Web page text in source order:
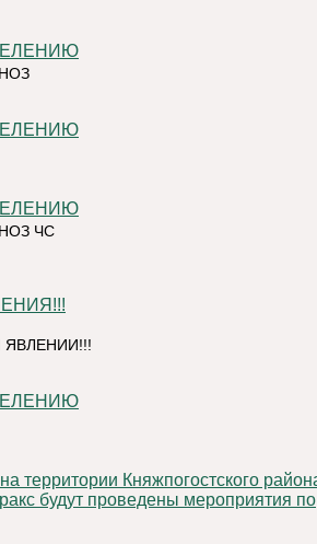
ЧС
будут проведены мероприятия по